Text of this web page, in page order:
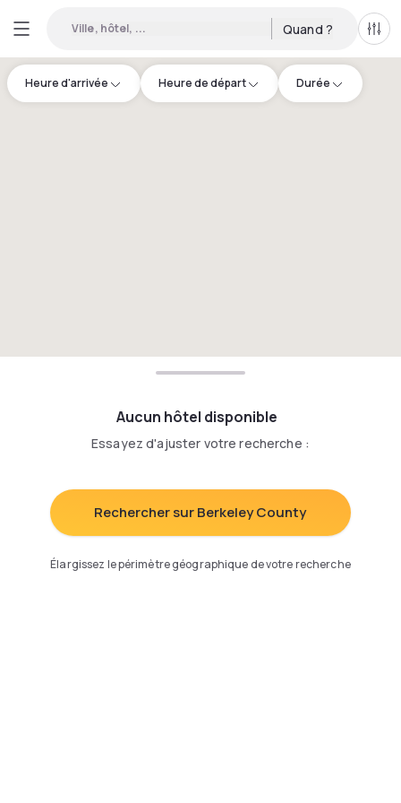
Ville, hôtel, ... Quand ?
Heure d'arrivée Heure de départ Durée
Aucun hôtel disponible
Essayez d'ajuster votre recherche :
Rechercher sur Berkeley County
Élargissez le périmètre géographique de votre recherche